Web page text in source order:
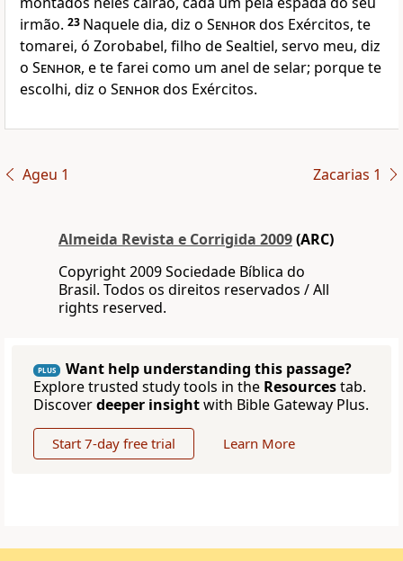
irmão. 23 Naquele dia, diz o Senhordos Exércitos, te
tomarei, ó Zorobabel, filho de Sealtiel, servo meu, diz
o Senhor, e te farei como um anel de selar; porque te
escolhi, diz o Senhordos Exércitos.
Ageu 1 Zacarias 1
Almeida Revista e Corrigida 2009(ARC)
Copyright 2009 Sociedade Bíblica do
Brasil. Todos os direitos reservados / All
rights reserved.
PLUS
Want help understanding this passage?
Explore trusted study tools in the Resourcestab.
Discoverdeeper insightwith Bible Gateway Plus.
Start 7-day free trial Learn More